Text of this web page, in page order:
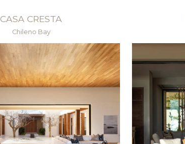
CASA CRESTA
Chileno Bay